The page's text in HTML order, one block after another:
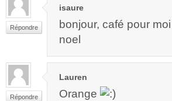
Répondre
isaure
bonjour, café pour
noel
Répondre
Lauren
Orange